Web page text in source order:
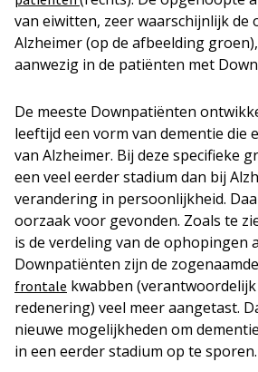
van eiwitten, zeer waarschijnlijk de
Alzheimer (op de afbeelding
aanwezig in de patiënten met
De meeste Downpatiënten
leeftijd een vorm van dementie die
van Alzheimer. Bij deze specifieke
een veel eerder stadium dan bij
verandering in persoonlijkheid.
oorzaak voor gevonden. Zoals te
is de verdeling van de ophopingen
Downpatiënten zijn de zogenaamde
frontale kwabben
redenering) veel meer aangetast.
nieuwe mogelijkheden om
in een eerder stadium op te sporen.